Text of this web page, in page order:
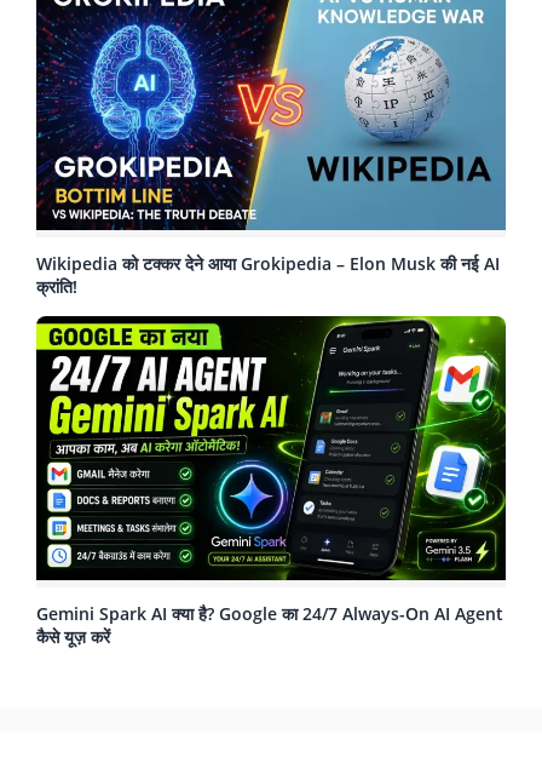
Wikipedia को टक्कर देने आया Grokipedia – Elon Musk की नई AI
क्रांति!
Gemini Spark AI क्या है? Google का 24/7 Always-On AI Agent
कैसे यूज़ करें